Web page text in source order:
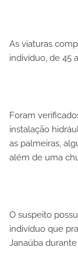
As viaturas
indivíduo, de 45
Foram
instalação
as palmeiras,
além de uma
O suspeito
indivíduo que
Janaúba